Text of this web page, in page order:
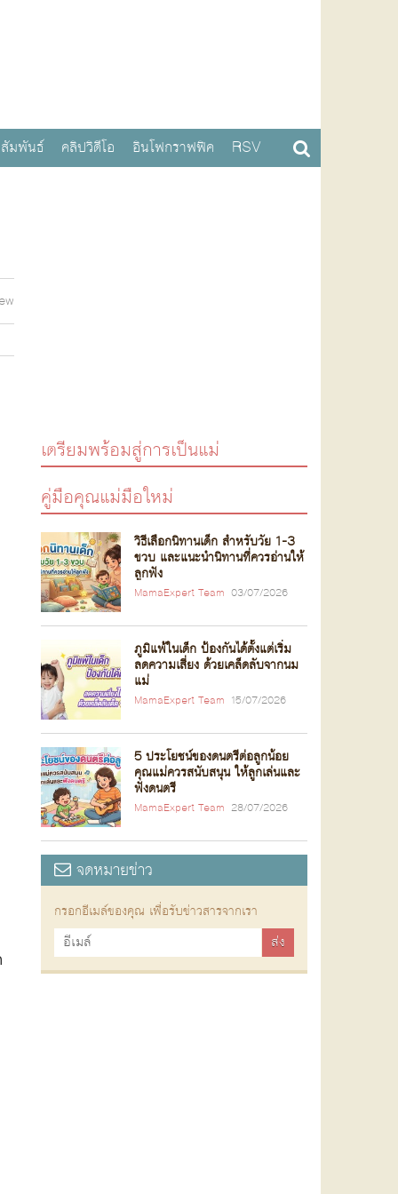
มพันธ์ คลิปวิดีโอ อินโฟกราฟฟิค RSV
เตรียมพร้อมสู่การเป็นแม่
คู่มือคุณแม่มือใหม่
วิธีเลือกนิทานเด็ก สำหรับวัย 1-3
ขวบ และแนะนำนิทานที่ควรอ่านให้
ลูกฟัง
MamaExpert Team 03/07/2026
ภูมิแพ้ในเด็ก ป้องกันได้ตั้งแต่เริ่ม
ลดความเสี่ยง ด้วยเคล็ดลับจากนม
แม่
MamaExpert Team 15/07/2026
5 ประโยชน์ของดนตรีต่อลูกน้อย
คุณแม่ควรสนับสนุน ให้ลูกเล่นและ
ฟังดนตรี
MamaExpert Team 28/07/2026
จดหมายข่าว
กรอกอีเมล์ของคุณ เพื่อรับข่าวสารจากเรา